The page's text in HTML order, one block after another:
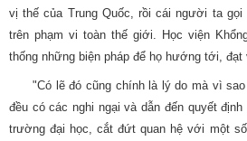
vị thế của Trung Quốc, rồi cái người ta gọi
trên phạm vi toàn thế giới. Học viện
thống những biện pháp để họ hướng tới, đạt
"Có lẽ đó cũng chính là lý do mà vì
đều có các nghi ngại và dẫn đến quyết
trường đại học, cắt đứt quan hệ với một